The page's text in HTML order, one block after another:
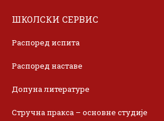
ШКОЛСКИ СЕРВИС
Распоред испита
Распоред наставе
Допуна литературе
Стручна пракса – основне студије